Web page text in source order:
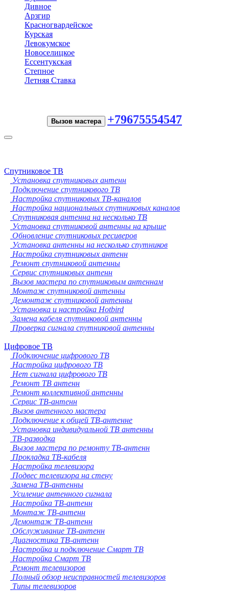
Дивное
Арзгир
Красногвардейское
Курская
Левокумское
Новоселицкое
Ессентукская
Степное
Летняя Ставка
Вызов мастера +79675554547
Toggle
Спутниковое ТВ
Установка спутниковых антенн
Подключение спутникового ТВ
Настройка спутниковых ТВ-каналов
Настройка национальных спутниковых каналов
Спутниковая антенна на несколько ТВ
Установка спутниковой антенны на крыше
Обновление спутниковых ресиверов
Установка антенны на несколько спутников
Настройка спутниковых антенн
Ремонт спутниковой антенны
Сервис спутниковых антенн
Вызов мастера по спутниковым антеннам
Монтаж спутниковой антенны
Демонтаж спутниковой антенны
Установка и настройка Hotbird
Замена кабеля спутниковой антенны
Проверка сигнала спутниковой антенны
Цифровое ТВ
Подключение цифрового ТВ
Настройка цифрового ТВ
Нет сигнала цифрового ТВ
Ремонт ТВ антенн
Ремонт коллективной антенны
Сервис ТВ-антенн
Вызов антенного мастера
Подключение к общей ТВ-антенне
Установка индивидуальной ТВ антенны
ТВ-разводка
Вызов мастера по ремонту ТВ-антенн
Прокладка ТВ-кабеля
Настройка телевизора
Подвес телевизора на стену
Замена ТВ-антенны
Усиление антенного сигнала
Настройка ТВ-антенн
Монтаж ТВ-антенн
Демонтаж ТВ-антенн
Обслуживание ТВ-антенн
Диагностика ТВ-антенн
Настройка и подключение Смарт ТВ
Настройка Смарт ТВ
Ремонт телевизоров
Полный обзор неисправностей телевизоров
Типы телевизоров